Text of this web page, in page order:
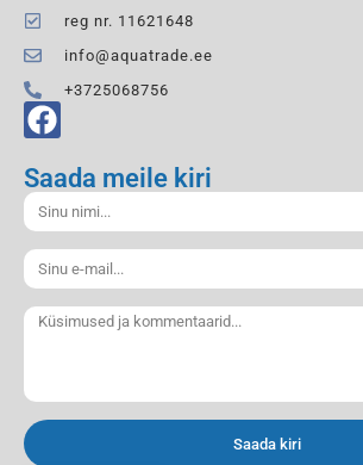
reg nr. 11621648
info@aquatrade.ee
+3725068756
Saada meile kiri
Saada kiri